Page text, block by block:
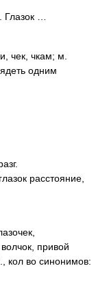
…
чек, чкам; м.
одним
расстояние,
привой
кол во синонимов: